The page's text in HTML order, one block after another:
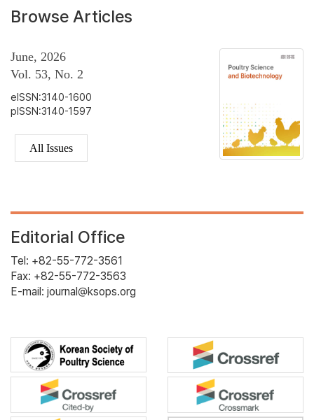
Browse Articles
June, 2026
Vol. 53, No. 2
eISSN:3140-1600
pISSN:3140-1597
All Issues
Editorial Office
Tel: +82-55-772-3561
Fax: +82-55-772-3563
E-mail: journal@ksops.org